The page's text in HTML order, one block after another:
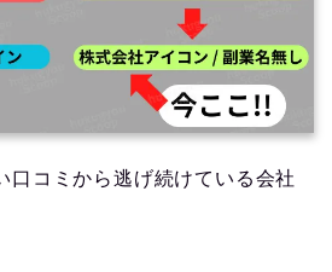
口コミから逃げ続けている会社